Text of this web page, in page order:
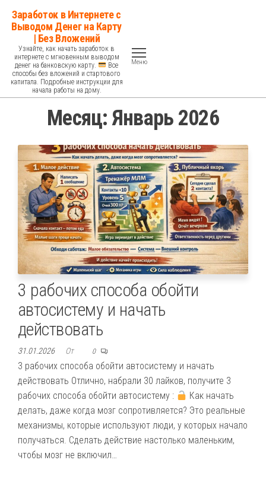
Перейти
содержимому
Заработок в Интернете с
Выводом Денег на Карту
| Без Вложений
Узнайте, как начать заработок в
интернете с мгновенным выводом
денег на банковскую карту.
Все
способы без вложений и стартового
капитала. Подробные инструкции для
начала работы на дому.
Меню
Месяц:Январь 2026
3 рабочих способа обойти
автосистему и начать
действовать
31.01.2026 От 0
3 рабочих способа обойти автосистему и начать
действовать Отлично, набрали 30 лайков, получите 3
рабочих способа обойти автосистему :
Как начать
делать, даже когда мозг сопротивляется? Это реальные
механизмы, которые используют люди, у которых начало
получаться. Сделать действие настолько маленьким,
чтобы мозг не включил…